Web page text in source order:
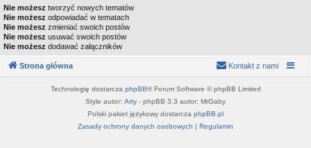
Nie możesz tworzyć nowych tematów
Nie możesz odpowiadać w tematach
Nie możesz zmieniać swoich postów
Nie możesz usuwać swoich postów
Nie możesz dodawać załączników
Strona główna Kontakt z nami
Technologię dostarcza phpBB® Forum Software © phpBB Limited
Style autor: Arty - phpBB 3.3 autor: MrGaby
Polski pakiet językowy dostarcza phpBB.pl
Zasady ochrony danych osobowych | Regulamin